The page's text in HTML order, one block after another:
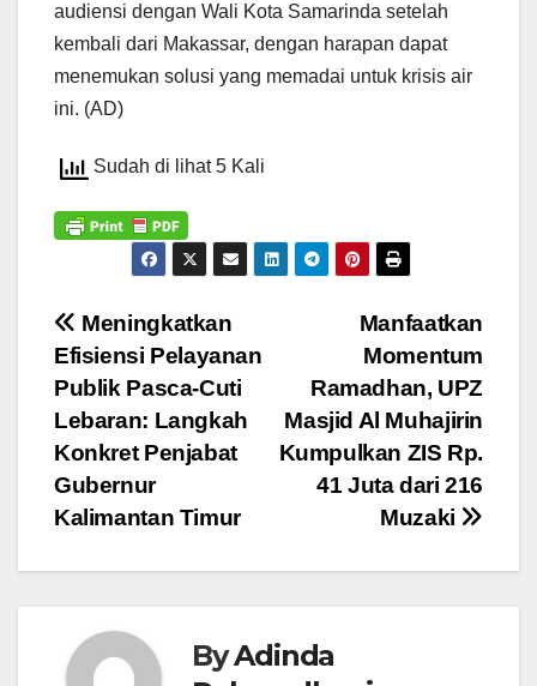
audiensi dengan Wali Kota Samarinda setelah
kembali dari Makassar, dengan harapan dapat
menemukan solusi yang memadai untuk krisis air
ini. (AD)
Sudah di lihat 5 Kali
Navigasi
pos
Manfaatkan
Momentum
Ramadhan, UPZ
Masjid Al Muhajirin
Kumpulkan ZIS Rp.
41 Juta dari 216
Muzaki
Meningkatkan
Efisiensi Pelayanan
Publik Pasca-Cuti
Lebaran: Langkah
Konkret Penjabat
Gubernur
Kalimantan Timur
ByAdinda